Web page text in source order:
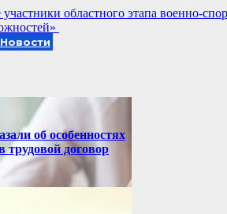
областного этапа военно-
Новости
об особенностях
трудовой договор